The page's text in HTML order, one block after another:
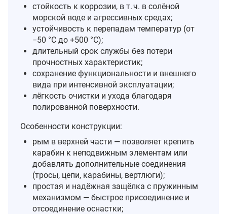
стойкость к коррозии, в т. ч. в солёной
морской воде и агрессивных средах;
устойчивость к перепадам температур (от
−50 °C до +500 °C);
длительный срок службы без потери
прочностных характеристик;
сохранение функциональности и внешнего
вида при интенсивной эксплуатации;
лёгкость очистки и ухода благодаря
полированной поверхности.
Особенности конструкции:
рым в верхней части — позволяет крепить
карабин к неподвижным элементам или
добавлять дополнительные соединения
(тросы, цепи, карабины, вертлюги);
простая и надёжная защёлка с пружинным
механизмом — быстрое присоединение и
отсоединение оснастки;